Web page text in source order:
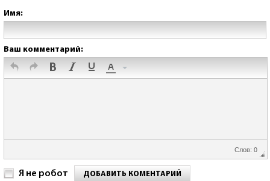
Имя:
Ваш комментарий:
Слов: 0
Я не робот ДОБАВИТЬ КОМЕНТАРИЙ